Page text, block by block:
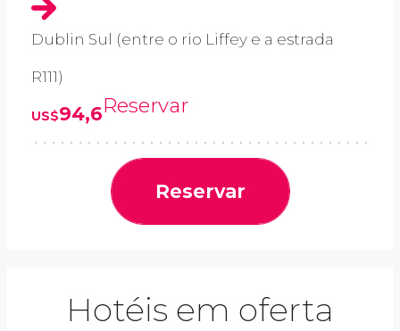
Dublin Sul (entre o rio Liffey e a estrada
R111)
US$94,6Reservar
Reservar
Hotéis em oferta